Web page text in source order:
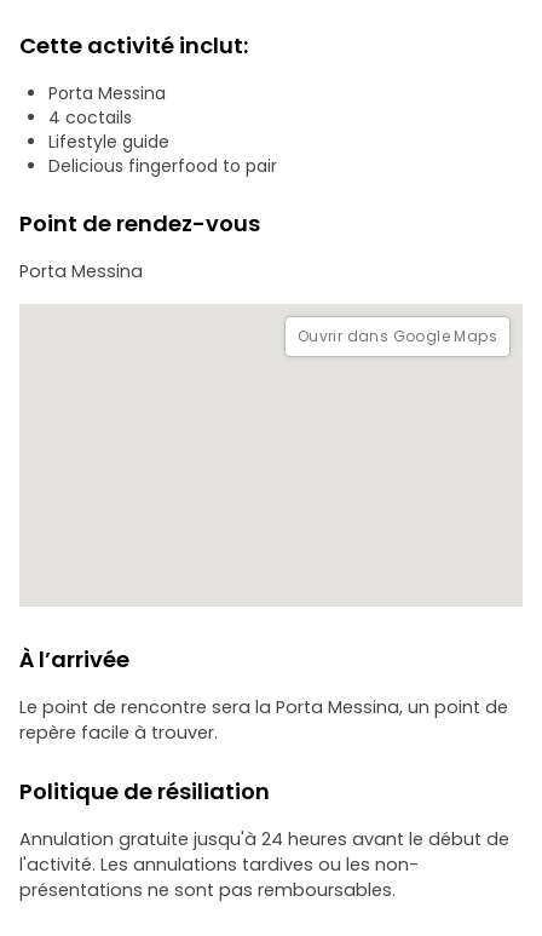
Préparez-vous à une nuit enchanteresse de rencontres et
d'échanges, tout en savourant de délicieux cocktails
italiens dans des lieux époustouflants qui ne demandent
qu'à être immortalisés sur des photos éternelles.
Conçue avec l'aide d'un passionné de cocktails, cette
visite à pied vous garantit une expérience inégalée de
romantique, les groupes intimes et les voyageurs solitaires
à la recherche de soirées inoubliables.
Préparez votre appareil photo et portez des chaussures
Cette activité inclut:
Porta Messina
4 coctails
Lifestyle guide
Delicious fingerfood to pair
Point de rendez-vous
Porta Messina
Ouvrir dans Google Maps
À l’arrivée
Le point de rencontre sera la Porta Messina, un point de
repère facile à trouver.
Politique de résiliation
Annulation gratuite jusqu'à 24 heures avant le début de
l'activité. Les annulations tardives ou les non-
présentations ne sont pas remboursables.